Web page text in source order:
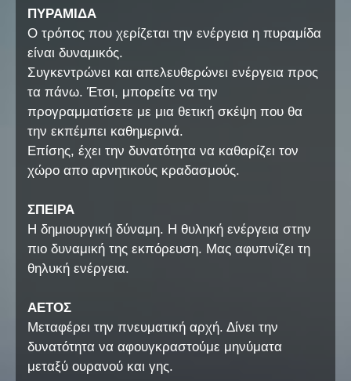
ΠΥΡΑΜΙΔΑ
Ο τρόπος που χερίζεται την ενέργεια η πυραμίδα
είναι δυναμικός.
Συγκεντρώνει και απελευθερώνει ενέργεια προς
τα πάνω. Έτσι, μπορείτε να την
προγραμματίσετε με μια θετική σκέψη που θα
την εκπέμπει καθημερινά.
Επίσης, έχει την δυνατότητα να καθαρίζει τον
χώρο απο αρνητικούς κραδασμούς.
ΣΠΕΙΡΑ
Η δημιουργική δύναμη. Η θυληκή ενέργεια στην
πιο δυναμική της εκπόρευση. Μας αφυπνίζει τη
θηλυκή ενέργεια.
ΑΕΤΟΣ
Μεταφέρει την πνευματική αρχή. Δίνει την
δυνατότητα να αφουγκραστούμε μηνύματα
μεταξύ ουρανού και γης.